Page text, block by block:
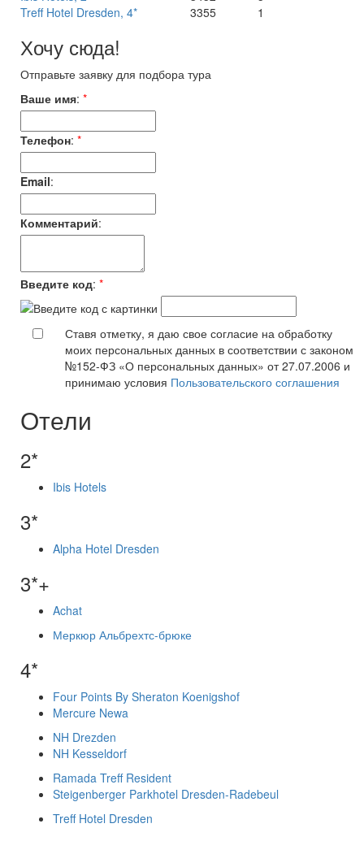
Treff Hotel Dresden, 4*
3355 1
Хочу сюда!
Отправьте заявку для подбора тура
Ваше имя: *
Телефон: *
Email:
Комментарий:
Введите код: *
Ставя отметку, я даю свое согласие на обработку
моих персональных данных в соответствии с законом
№152-ФЗ «О персональных данных» от 27.07.2006 и
принимаю условия Пользовательского соглашения
Отели
2*
Ibis Hotels
3*
Alpha Hotel Dresden
3*+
Achat
Меркюр Альбрехтс-брюке
4*
Four Points By Sheraton Koenigshof
Mercure Newa
NH Drezden
NH Kesseldorf
Ramada Treff Resident
Steigenberger Parkhotel Dresden-Radebeul
Treff Hotel Dresden